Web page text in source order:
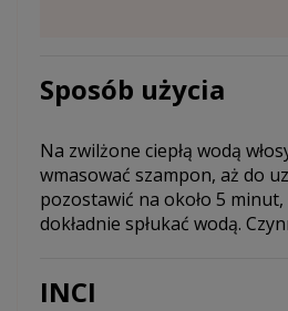
Sposób użycia
Na zwilżone ciepłą wodą
wmasować szampon, aż do
pozostawić na około 5
dokładnie spłukać wodą.
INCI